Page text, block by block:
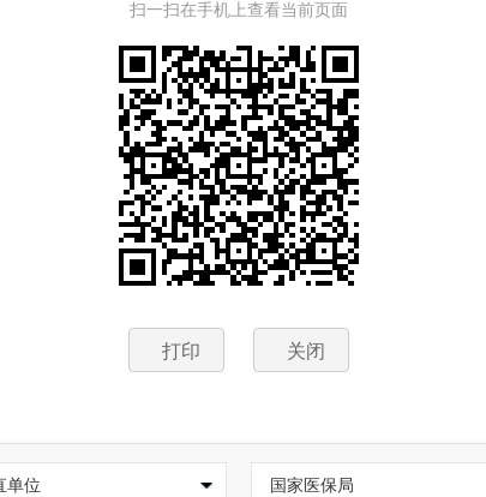
扫一扫在手机上查看当前页面
打印 关闭
单位 国家医保局